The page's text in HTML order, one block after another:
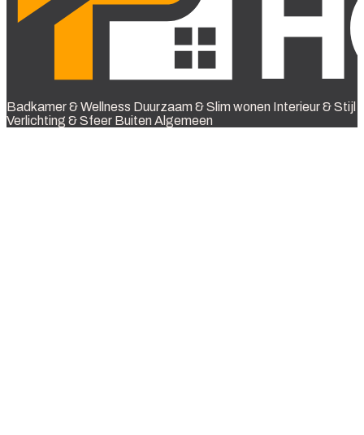
Badkamer & Wellness Duurzaam & Slim wonen Interieur & Stijl
Verlichting & Sfeer Buiten Algemeen